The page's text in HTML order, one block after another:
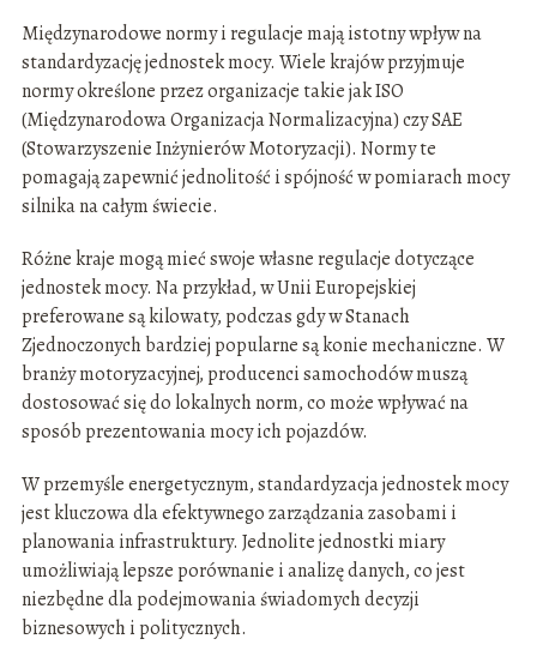
Międzynarodowe normy i regulacje mają istotny wpływ na
standardyzację jednostek mocy. Wiele krajów przyjmuje
normy określone przez organizacje takie jak ISO
(Międzynarodowa Organizacja Normalizacyjna) czy SAE
(Stowarzyszenie Inżynierów Motoryzacji). Normy te
pomagają zapewnić jednolitość i spójność w pomiarach mocy
silnika na całym świecie.
Różne kraje mogą mieć swoje własne regulacje dotyczące
jednostek mocy. Na przykład, w Unii Europejskiej
preferowane są kilowaty, podczas gdy w Stanach
Zjednoczonych bardziej popularne są konie mechaniczne. W
branży motoryzacyjnej, producenci samochodów muszą
dostosować się do lokalnych norm, co może wpływać na
sposób prezentowania mocy ich pojazdów.
W przemyśle energetycznym, standardyzacja jednostek mocy
jest kluczowa dla efektywnego zarządzania zasobami i
planowania infrastruktury. Jednolite jednostki miary
umożliwiają lepsze porównanie i analizę danych, co jest
niezbędne dla podejmowania świadomych decyzji
biznesowych i politycznych.